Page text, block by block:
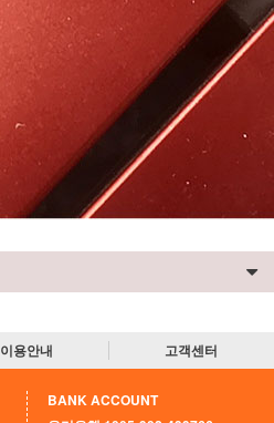
이용안내 고객센터
BANK ACCOUNT